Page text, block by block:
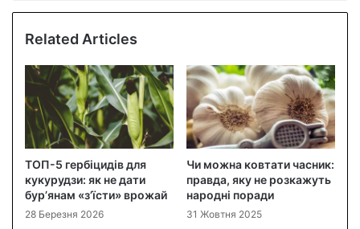
Related Articles
ТОП-5 гербіцидів для
кукурудзи: як не дати
бур’янам «з’їсти» врожай
28 Березня 2026
Чи можна ковтати часник:
правда, яку не розкажуть
народні поради
31 Жовтня 2025